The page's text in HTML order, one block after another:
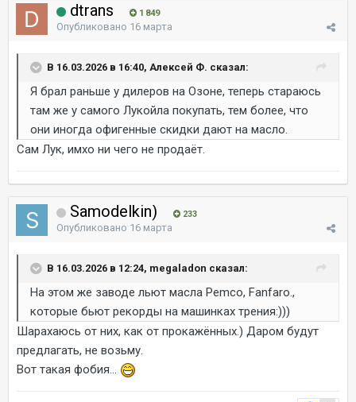
dtrans 1 849
Опубликовано 16 марта
В 16.03.2026 в 16:40, Алексей Ф. сказал:
Я брал раньше у дилеров на Озоне, теперь стараюсь
там же у самого Лукойла покупать, тем более, что
они иногда офигенные скидки дают на масло.
Сам Лук, имхо ни чего не продаёт.
Samodelkin) 233
Опубликовано 16 марта
В 16.03.2026 в 12:24, megaladon сказал:
На этом же заводе льют масла Pemco, Fanfaro.,
которые бьют рекорды на машинках трения:)))
Шарахаюсь от них, как от прокажённых.) Даром будут
предлагать, не возьму.
Вот такая фобия...